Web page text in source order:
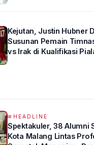
Kejutan, Justin Hubner
Susunan Pemain
vs Irak di Kualifikasi
HEADLINE
Spektakuler, 38 Alumni
Kota Malang Lintas